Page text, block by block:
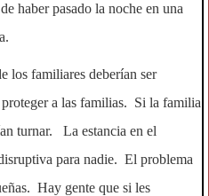
haber pasado la noche en una
los familiares deberían ser
a las familias. Si la familia
turnar. La estancia en el
para nadie. El problema
Hay gente que si les